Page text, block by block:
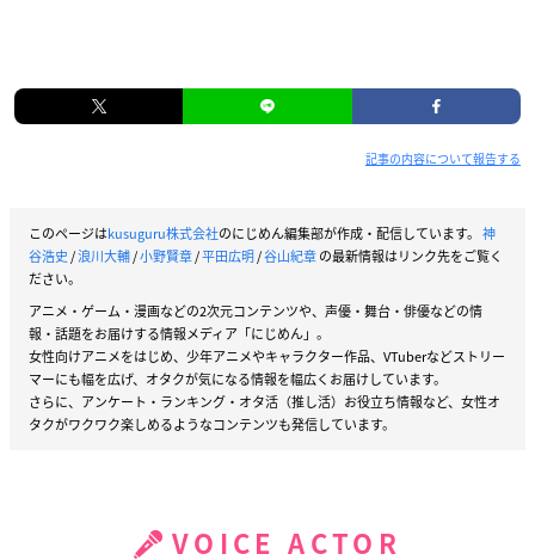
記事の内容について報告する
このページはkusuguru株式会社のにじめん編集部が作成・配信しています。 神
谷浩史/浪川大輔/小野賢章/平田広明/谷山紀章の最新情報はリンク先をご覧く
ださい。
アニメ・ゲーム・漫画などの2次元コンテンツや、声優・舞台・俳優などの情
報・話題をお届けする情報メディア「にじめん」。
女性向けアニメをはじめ、少年アニメやキャラクター作品、VTuberなどストリー
マーにも幅を広げ、オタクが気になる情報を幅広くお届けしています。
さらに、アンケート・ランキング・オタ活（推し活）お役立ち情報など、女性オ
タクがワクワク楽しめるようなコンテンツも発信しています。
VOICE ACTOR